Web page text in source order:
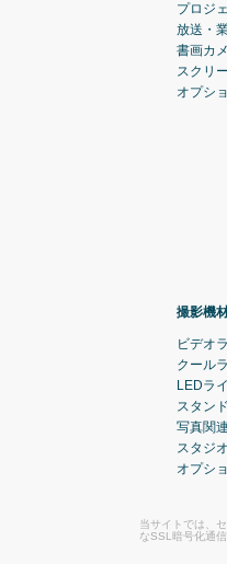
プロジ
放送・
書画カ
スクリ
オプシ
撮影機
ビデオ
クール
LEDラ
スタンド
写真関
スタジ
オプシ
当サイトでは、
なSSL暗号化通